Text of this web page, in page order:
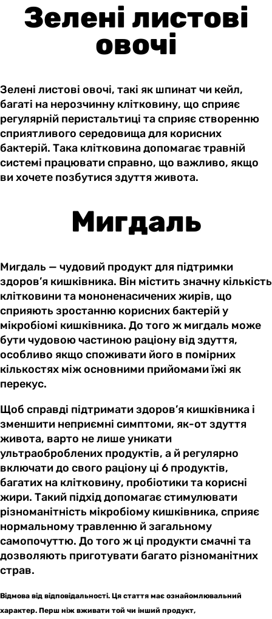
Зелені листові
овочі
Зелені листові овочі, такі як шпинат чи кейл,
багаті на нерозчинну клітковину, що сприяє
регулярній перистальтиці та сприяє створенню
сприятливого середовища для корисних
бактерій. Така клітковина допомагає травній
системі працювати справно, що важливо, якщо
ви хочете позбутися здуття живота.
Мигдаль
Мигдаль — чудовий продукт для підтримки
здоров’я кишківника. Він містить значну кількість
клітковини та мононенасичених жирів, що
сприяють зростанню корисних бактерій у
мікробіомі кишківника. До того ж мигдаль може
бути чудовою частиною раціону від здуття,
особливо якщо споживати його в помірних
кількостях між основними прийомами їжі як
перекус.
Щоб справді підтримати здоров’я кишківника і
зменшити неприємні симптоми, як-от здуття
живота, варто не лише уникати
ультраоброблених продуктів, а й регулярно
включати до свого раціону ці 6 продуктів,
багатих на клітковину, пробіотики та корисні
жири. Такий підхід допомагає стимулювати
різноманітність мікробіому кишківника, сприяє
нормальному травленню й загальному
самопочуттю. До того ж ці продукти смачні та
дозволяють приготувати багато різноманітних
страв.
Відмова від відповідальності. Ця стаття має ознайомлювальний
характер. Перш ніж вживати той чи інший продукт,